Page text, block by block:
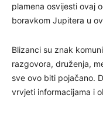
plamena osvijesti ovaj
boravkom Jupitera u
Blizanci su znak
razgovora, druženja,
sve ovo biti pojačano.
vrvjeti informacijama i